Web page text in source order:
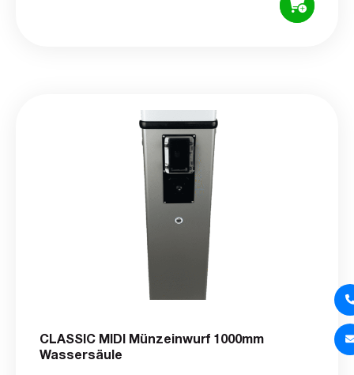
CLASSIC MIDI Münzeinwurf 1000mm
Wassersäule